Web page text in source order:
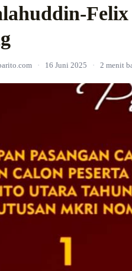
· 16 Juni 2025 · 2 menit